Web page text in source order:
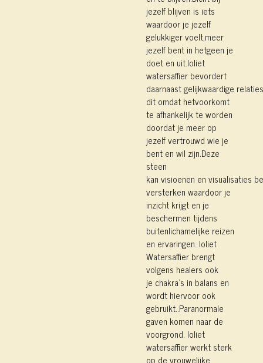
jezelf blijven is iets
waardoor je jezelf
gelukkiger voelt,meer
jezelf bent in hetgeen je
doet en uit.Ioliet
watersaffier bevordert
daarnaastgelijkwaardige
dit omdat hetvoorkomt
te afhankelijk te worden
doordat je meer op
jezelf vertrouwd wie je
bent en wil zijn.Deze
steen
kan visioenen en visualisaties
versterken waardoor je
inzicht krijgt en je
beschermen tijdens
buitenlichamelijke reizen
en ervaringen. Ioliet
Watersaffier brengt
volgens healers ook
je chakra’s in balans en
wordt hiervoor ook
gebruikt..Paranormale
gaven komen naar de
voorgrond. Ioliet
watersaffier werkt sterk
op de vrouwelijke